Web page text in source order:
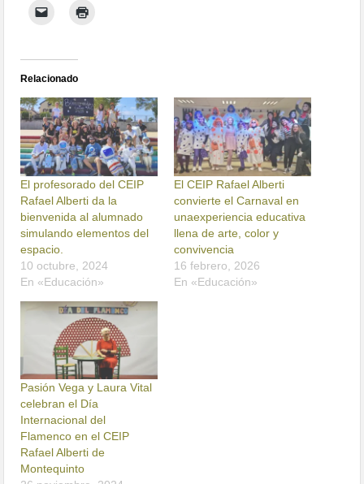
Relacionado
El profesorado del CEIP
Rafael Alberti da la
bienvenida al alumnado
simulando elementos del
espacio.
10 octubre, 2024
En «Educación»
El CEIP Rafael Alberti
convierte el Carnaval en
unaexperiencia educativa
llena de arte, color y
convivencia
16 febrero, 2026
En «Educación»
Pasión Vega y Laura Vital
celebran el Día
Internacional del
Flamenco en el CEIP
Rafael Alberti de
Montequinto